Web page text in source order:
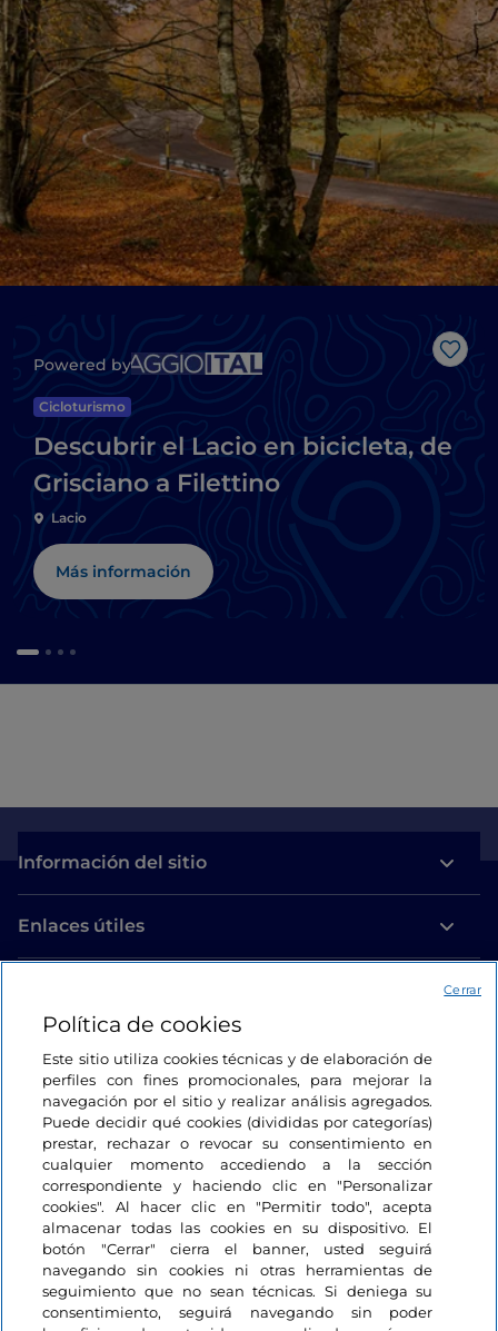
Me
Powered by
Cicloturismo
Descubrir el Lacio en bicicleta, de
Grisciano a Filettino
Lacio
Más información
Información del sitio
Enlaces útiles
Estamos en contacto
Política de cookies
Este sitio utiliza cookies técnicas y de elaboración de
perfiles con fines promocionales, para mejorar la
navegación por el sitio y realizar análisis agregados.
Puede decidir qué cookies (divididas por categorías)
prestar, rechazar o revocar su consentimiento en
cualquier momento accediendo a la sección
correspondiente y haciendo clic en "Personalizar
cookies". Al hacer clic en "Permitir todo", acepta
almacenar todas las cookies en su dispositivo. El
botón "Cerrar" cierra el banner, usted seguirá
navegando sin cookies ni otras herramientas de
seguimiento que no sean técnicas. Si deniega su
consentimiento, seguirá navegando sin poder
Cerrar